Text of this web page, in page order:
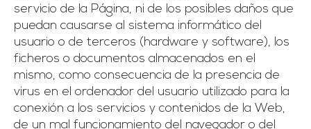
servicio de la Página, ni de los posibles daños que
puedan causarse al sistema informático del
usuario o de terceros (hardware y software), los
ficheros o documentos almacenados en el
mismo, como consecuencia de la presencia de
virus en el ordenador del usuario utilizado para la
conexión a los servicios y contenidos de la Web,
de un mal funcionamiento del navegador o del